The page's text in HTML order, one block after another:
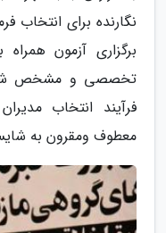
نگارنده برای انتخاب
برگزاری آزمون
تخصصی و مشخص
فرآیند انتخاب
معطوف ومقرون به